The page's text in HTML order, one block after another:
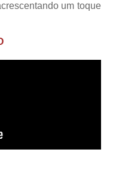
um toque